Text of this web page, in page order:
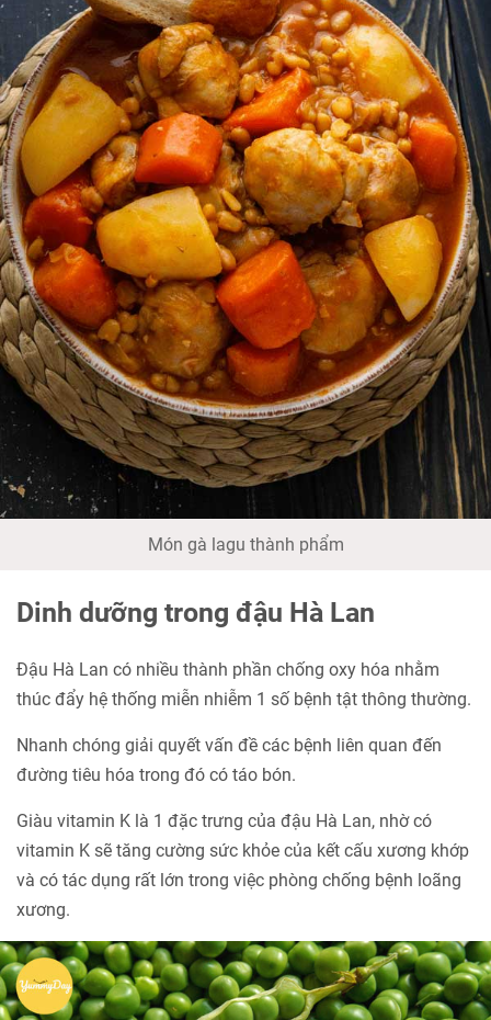
Món gà lagu thành phẩm
Dinh dưỡng trong đậu Hà Lan
Đậu Hà Lan có nhiều thành phần chống oxy hóa nhằm
thúc đẩy hệ thống miễn nhiễm 1 số bệnh tật thông thường.
Nhanh chóng giải quyết vấn đề các bệnh liên quan đến
đường tiêu hóa trong đó có táo bón.
Giàu vitamin K là 1 đặc trưng của đậu Hà Lan, nhờ có
vitamin K sẽ tăng cường sức khỏe của kết cấu xương khớp
và có tác dụng rất lớn trong việc phòng chống bệnh loãng
xương.